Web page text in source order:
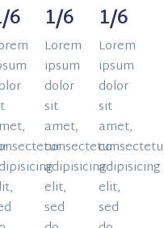
6 1/6
Lorem
ipsum
dolor
sit
amet,
consectetur
adipisicing
elit,
sed
1/6
Lorem
ipsum
dolor
sit
amet,
adipisicing
elit,
sed